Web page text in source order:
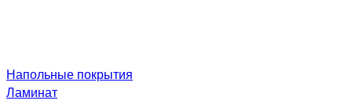
Напольные покрытия
Ламинат